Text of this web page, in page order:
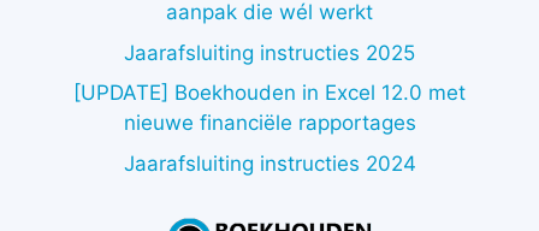
aanpak die wél werkt
Jaarafsluiting instructies 2025
[UPDATE] Boekhouden in Excel 12.0 met
nieuwe financiële rapportages
Jaarafsluiting instructies 2024